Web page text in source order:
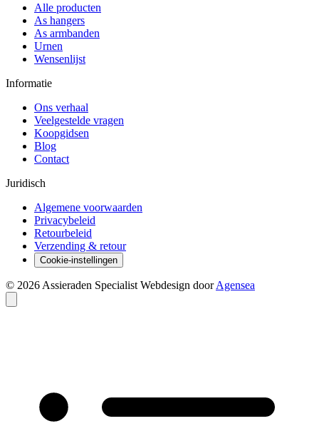
Alle producten
As hangers
As armbanden
Urnen
Wensenlijst
Informatie
Ons verhaal
Veelgestelde vragen
Koopgidsen
Blog
Contact
Juridisch
Algemene voorwaarden
Privacybeleid
Retourbeleid
Verzending & retour
Cookie-instellingen
© 2026 Assieraden Specialist Webdesign doorAgensea